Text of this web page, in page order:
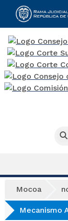
Mocoa
Mecanismo